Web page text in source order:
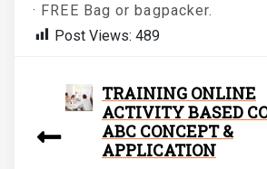
· FREE Bag or bagpacker.
Post Views: 489
TRAINING ONLINE
ACTIVITY BASED
ABC CONCEPT &
APPLICATION